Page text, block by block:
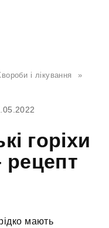
і лікування
»
горіхи
рецепт
мають